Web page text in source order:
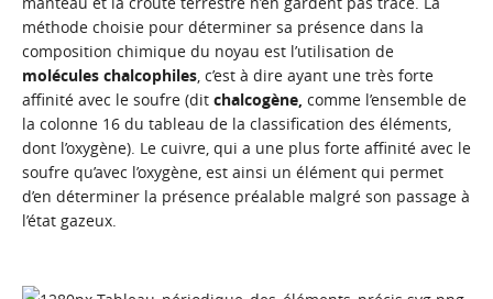
méthode choisie pour déterminer sa présence dans la
composition chimique du noyau est l’utilisation de
molécules chalcophiles, c’est à dire ayant une très forte
affinité avec le soufre (dit chalcogène, comme l’ensemble de
la colonne 16 du tableau de la classification des éléments,
dont l’oxygène). Le cuivre, qui a une plus forte affinité avec le
soufre qu’avec l’oxygène, est ainsi un élément qui permet
d’en déterminer la présence préalable malgré son passage à
l’état gazeux.